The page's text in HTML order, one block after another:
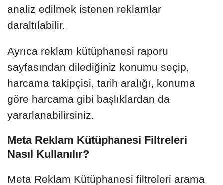
analiz edilmek istenen reklamlar
daraltılabilir.
Ayrıca reklam kütüphanesi raporu
sayfasından dilediğiniz konumu seçip,
harcama takipçisi, tarih aralığı, konuma
göre harcama gibi başlıklardan da
yararlanabilirsiniz.
Meta Reklam Kütüphanesi Filtreleri
Nasıl Kullanılır?
Meta Reklam Kütüphanesi filtreleri arama